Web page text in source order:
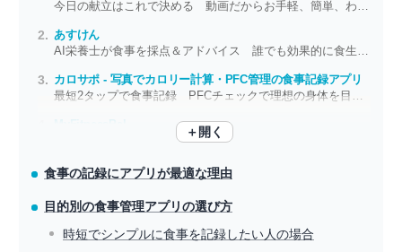
あすけん
カロサポ - 写真でカロリー計算・PFC管理の食事記録アプリ
＋開く
食事の記録にアプリが最適な理由
目的別の食事管理アプリの選び方
時短でシンプルに食事を記録したい人の場合